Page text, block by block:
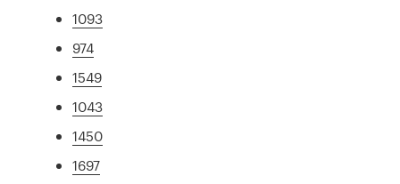
1093
974
1549
1043
1450
1697